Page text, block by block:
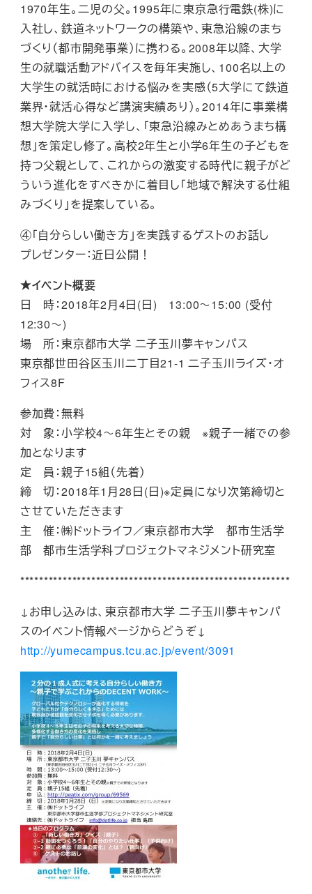
1970年生。二児の父。1995年に東京急行電鉄(株)に
入社し、鉄道ネットワークの構築や、東急沿線のまち
づくり（都市開発事業）に携わる。2008年以降、大学
生の就職活動アドバイスを毎年実施し、100名以上の
大学生の就活時における悩みを実感（5大学にて鉄道
業界・就活心得など講演実績あり）。2014年に事業構
想大学院大学に入学し、「東急沿線みとめあうまち構
想」を策定し修了。高校2年生と小学6年生の子どもを
持つ父親として、これからの激変する時代に親子がど
ういう進化をすべきかに着目し「地域で解決する仕組
みづくり」を提案している。
④「自分らしい働き方」を実践するゲストのお話し
プレゼンター：近日公開！
★イベント概要
日 時：2018年2月4日(日) 13:00～15:00 (受付
12:30～)
場 所：東京都市大学 二子玉川夢キャンパス
東京都世田谷区玉川二丁目21-1 二子玉川ライズ・オ
フィス8F
参加費：無料
対 象：小学校4～6年生とその親 ※親子一緒での参
加となります
定 員：親子15組（先着）
締 切：2018年1月28日(日)※定員になり次第締切と
させていただきます
主 催：㈱ドットライフ／東京都市大学 都市生活学
部 都市生活学科プロジェクトマネジメント研究室
*********************************************************
↓お申し込みは、東京都市大学 二子玉川夢キャンパ
スのイベント情報ページからどうぞ↓
http://yumecampus.tcu.ac.jp/event/3091